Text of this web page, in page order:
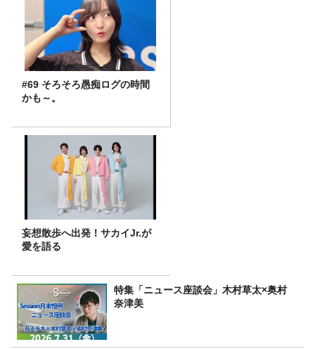
#69 そろそろ愚痴ログの時間
かも～。
妄想散歩へ出発！サカイJr.が
愛を語る
特集「ニュース座談会」木村草太×奥村
奈津美